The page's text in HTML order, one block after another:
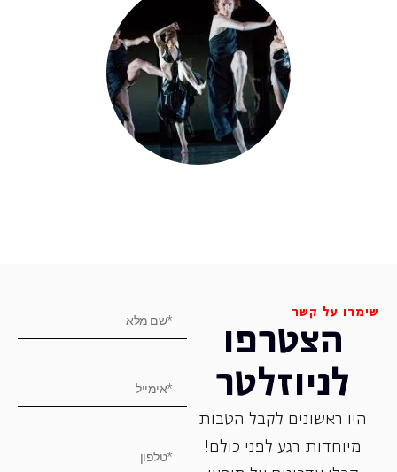
שימרו על קשר
הצטרפו
לניוזלטר
היו ראשונים לקבל הטבות
מיוחדות רגע לפני כולם!